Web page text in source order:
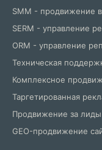
SMM - продвижение
SERM - управление
ORM - управление
Техническая
Комплексное
Таргетированная
Продвижение за лиды
GEO-продвижение